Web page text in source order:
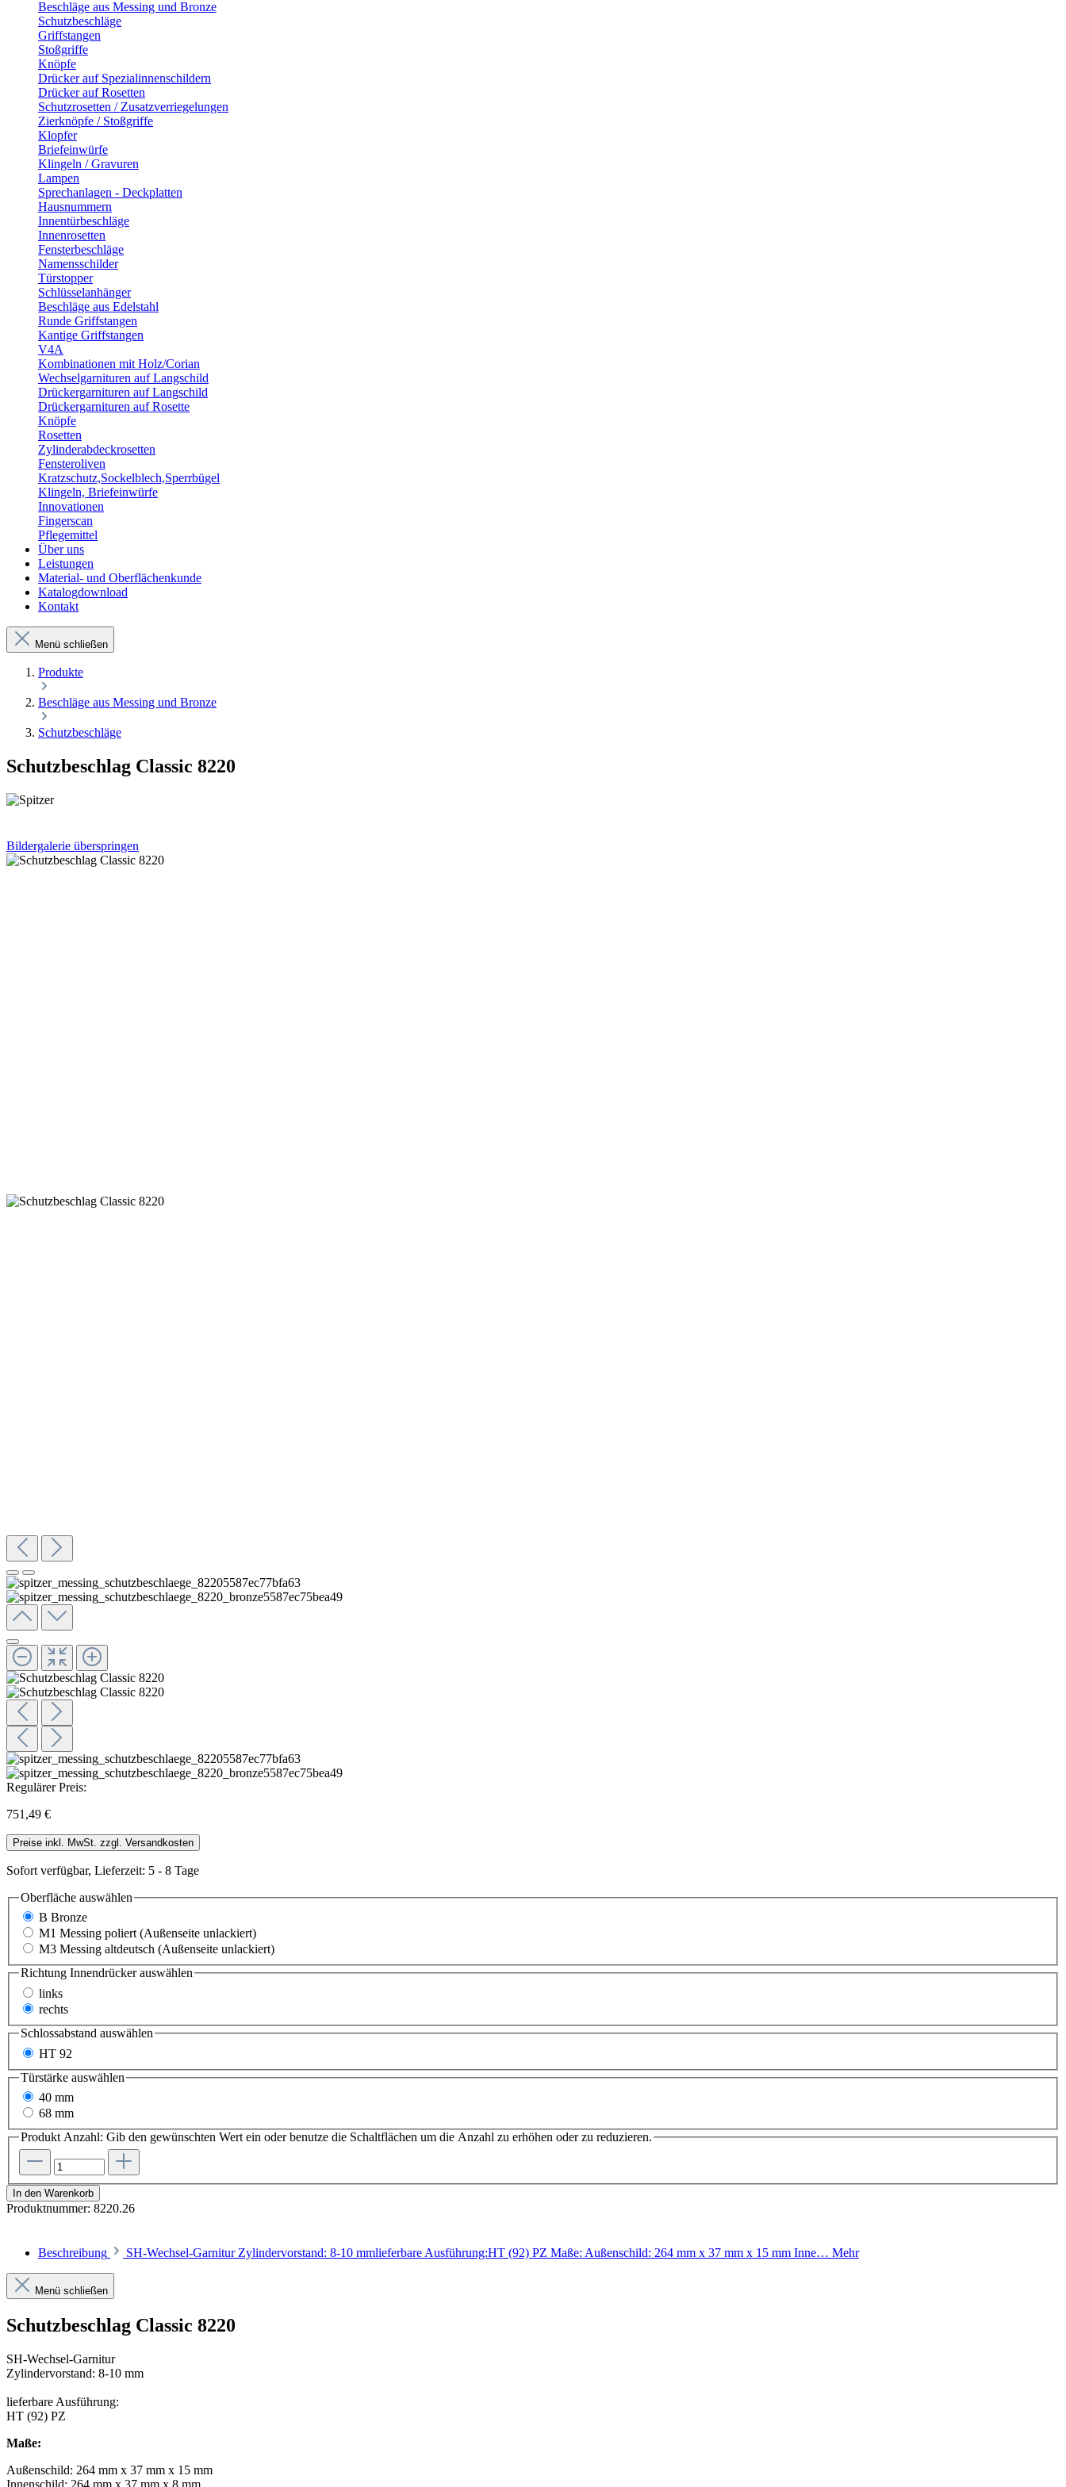
Beschläge aus Messing und Bronze
Schutzbeschläge
Griffstangen
Stoßgriffe
Knöpfe
Drücker auf Spezialinnenschildern
Drücker auf Rosetten
Schutzrosetten / Zusatzverriegelungen
Zierknöpfe / Stoßgriffe
Klopfer
Briefeinwürfe
Klingeln / Gravuren
Lampen
Sprechanlagen - Deckplatten
Hausnummern
Innentürbeschläge
Innenrosetten
Fensterbeschläge
Namensschilder
Türstopper
Schlüsselanhänger
Beschläge aus Edelstahl
Runde Griffstangen
Kantige Griffstangen
V4A
Kombinationen mit Holz/Corian
Wechselgarnituren auf Langschild
Drückergarnituren auf Langschild
Drückergarnituren auf Rosette
Knöpfe
Rosetten
Zylinderabdeckrosetten
Fensteroliven
Kratzschutz,Sockelblech,Sperrbügel
Klingeln, Briefeinwürfe
Innovationen
Fingerscan
Pflegemittel
Über uns
Leistungen
Material- und Oberflächenkunde
Katalogdownload
Kontakt
Menü schließen
Produkte
Beschläge aus Messing und Bronze
Schutzbeschläge
Schutzbeschlag Classic 8220
Bildergalerie überspringen
Regulärer Preis:
751,49 €
Preise inkl. MwSt. zzgl. Versandkosten
Sofort verfügbar, Lieferzeit: 5 - 8 Tage
Oberfläche auswählen
B Bronze
M1 Messing poliert (Außenseite unlackiert)
M3 Messing altdeutsch (Außenseite unlackiert)
Richtung Innendrückerauswählen
links
rechts
Schlossabstand auswählen
HT 92
Türstärke auswählen
40 mm
68 mm
Produkt Anzahl: Gib den gewünschten Wert ein oder benutze die Schaltflächen um die Anzahl zu erhöhen oder zu reduzieren.
In den Warenkorb
Produktnummer: 8220.26
Beschreibung SH-Wechsel-Garnitur Zylindervorstand: 8-10 mmlieferbare Ausführung:HT (92) PZ Maße: Außenschild: 264 mm x 37 mm x 15 mm Inne… Mehr
Menü schließen
Schutzbeschlag Classic 8220
SH-Wechsel-Garnitur
Zylindervorstand: 8-10 mm
lieferbare Ausführung:
HT (92) PZ
Maße:
Außenschild: 264 mm x 37 mm x 15 mm
Innenschild: 264 mm x 37 mm x 8 mm